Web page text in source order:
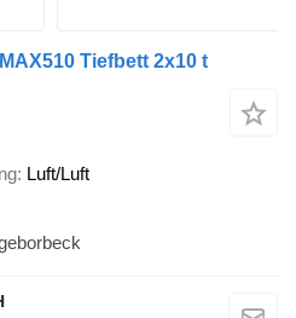
Tiefbett 2x10 t
Luft/Luft